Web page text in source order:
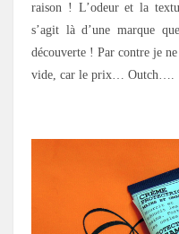
raison ! L’odeur et la
s’agit là d’une marque
découverte ! Par contre je
vide, car le prix… Outch….